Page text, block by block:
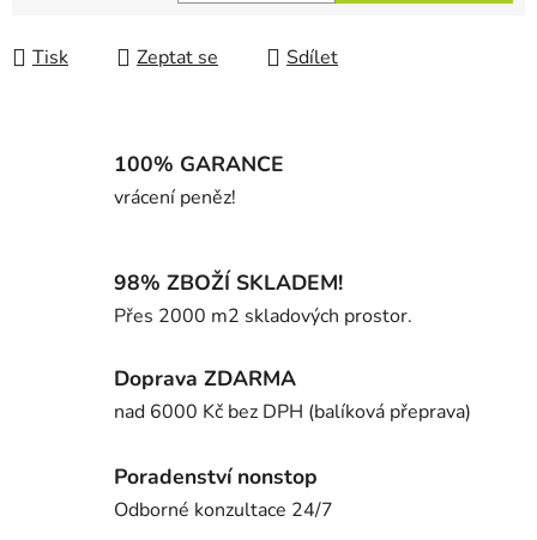
Tisk Zeptat se Sdílet
100% GARANCE
vrácení peněz!
98% ZBOŽÍ SKLADEM!
Přes 2000 m2 skladových prostor.
Doprava ZDARMA
nad 6000 Kč bez DPH (balíková přeprava)
Poradenství nonstop
Odborné konzultace 24/7